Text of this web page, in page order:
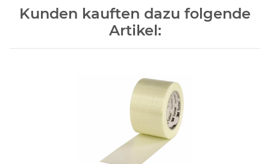
Kunden kauften dazu folgende
Artikel: